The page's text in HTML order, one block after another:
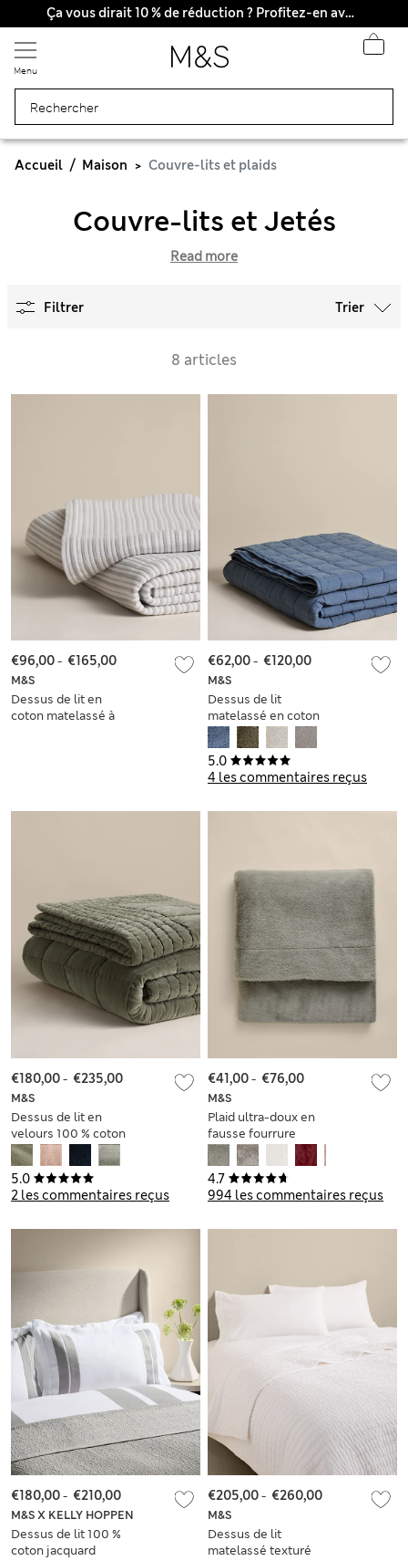
Ça vous dirait 10 % de réduction ? Profitez-en avec davantage de récompenses exclusives en vous inscrivant à Sparks
Tous droits payés
Menu
Accueil Maison Couvre-lits et plaids
Couvre-lits et Jetés
Read more
Filtrer Trier
8 articles
M&S
Dessus de lit en
coton matelassé à
€96,00- €165,00
5.0
4 les commentaires reçus
M&S
Dessus de lit
matelassé en coton
avec lin
€62,00- €120,00
5.0
2 les commentaires reçus
M&S
Dessus de lit en
velours 100 % coton
€180,00- €235,00
4.7
994 les commentaires reçus
M&S
Plaid ultra-doux en
fausse fourrure
€41,00- €76,00
M&S X KELLY HOPPEN
Dessus de lit 100 %
coton jacquard
€180,00- €210,00
M&S
Dessus de lit
matelassé texturé
€205,00- €260,00